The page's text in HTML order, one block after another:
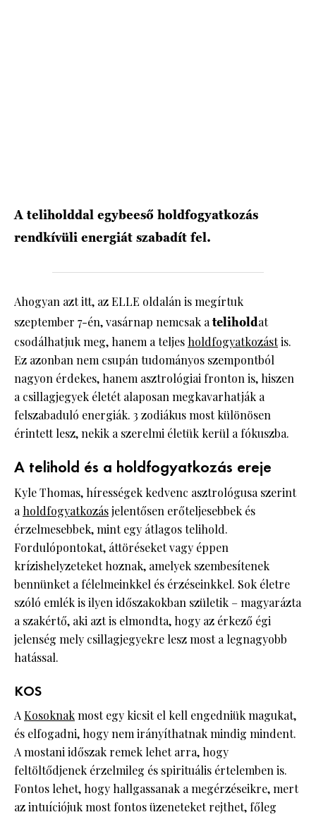
A teliholddal egybeeső holdfogyatkozás
rendkívüli energiát szabadít fel.
Ahogyan azt itt, az ELLE oldalán is megírtuk
szeptember 7-én, vasárnap nemcsak ateliholdat
csodálhatjuk meg, hanem a teljes holdfogyatkozástis.
Ez azonban nem csupán tudományos szempontból
nagyon érdekes, hanem asztrológiai fronton is, hiszen
a csillagjegyek életét alaposan megkavarhatják a
felszabaduló energiák. 3 zodiákus most különösen
érintett lesz, nekik a szerelmi életük kerül a fókuszba.
A telihold és a holdfogyatkozás ereje
Kyle Thomas, hírességek kedvenc asztrológusa szerint
aholdfogyatkozásjelentősen erőteljesebbek és
érzelmesebbek, mint egy átlagos telihold.
Fordulópontokat, áttöréseket vagy éppen
krízishelyzeteket hoznak, amelyek szembesítenek
bennünket a félelmeinkkel és érzéseinkkel. Sok életre
szóló emlék is ilyen időszakokban születik – magyarázta
a szakértő, aki azt is elmondta, hogy az érkező égi
jelenség mely csillagjegyekre lesz most a legnagyobb
hatással.
KOS
AKosoknakmost egy kicsit el kell engedniük magukat,
és elfogadni, hogy nem irányíthatnak mindig mindent.
A mostani időszak remek lehet arra, hogy
feltöltődjenek érzelmileg és spirituális értelemben is.
Fontos lehet, hogy hallgassanak a megérzéseikre, mert
az intuíciójuk most fontos üzeneteket rejthet, főleg